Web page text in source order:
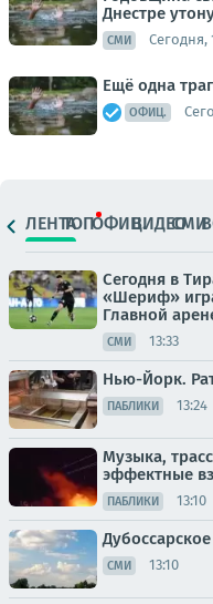
Днестре
СМИ Сегодня,
Ещё одна
ОФИЦ.
ЛЕНТАТОПОФИЦ.ВИДЕОСМИ
Сегодня в
«Шериф»
Главной
СМИ 13:33
Нью-Йорк.
ПАБЛИКИ 13:24
Музыка,
эффектные
ПАБЛИКИ 13:10
СМИ 13:10